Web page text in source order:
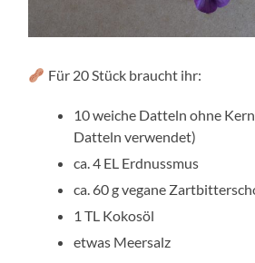
Für 20 Stück braucht ihr:
10 weiche Datteln ohne
Datteln verwendet)
ca. 4 EL Erdnussmus
ca. 60 g vegane
1 TL Kokosöl
etwas Meersalz